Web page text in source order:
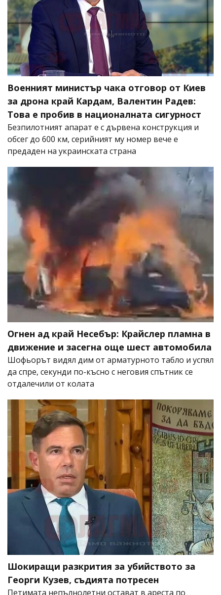
Военният министър чака отговор от Киев
за дрона край Кардам, Валентин Радев:
Това е пробив в националната сигурност
Безпилотният апарат е с дървена конструкция и
обсег до 600 км, серийният му номер вече е
предаден на украинската страна
Огнен ад край Несебър: Крайслер пламна в
движение и засегна още шест автомобила
Шофьорът видял дим от арматурното табло и успял
да спре, секунди по-късно с неговия спътник се
отдалечили от колата
Шокиращи разкрития за убийството за
Георги Кузев, съдията потресен
Петимата непълнолетни остават в ареста по